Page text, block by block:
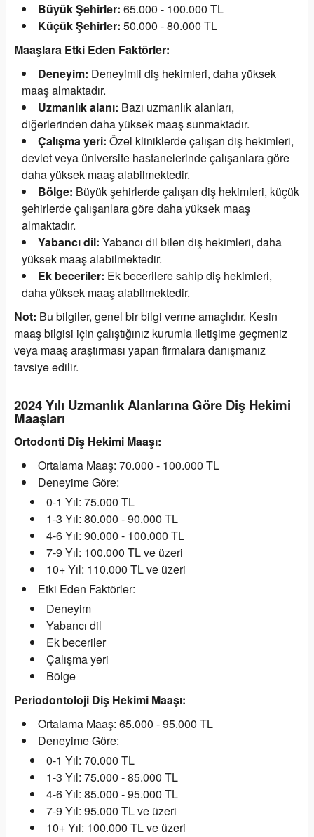
Büyük Şehirler: 65.000 - 100.000 TL
Küçük Şehirler: 50.000 - 80.000 TL
Maaşlara Etki Eden Faktörler:
Deneyim: Deneyimli diş hekimleri, daha yüksek
maaş almaktadır.
Uzmanlık alanı: Bazı uzmanlık alanları,
diğerlerinden daha yüksek maaş sunmaktadır.
Çalışma yeri: Özel kliniklerde çalışan diş hekimleri,
devlet veya üniversite hastanelerinde çalışanlara göre
daha yüksek maaş alabilmektedir.
Bölge: Büyük şehirlerde çalışan diş hekimleri, küçük
şehirlerde çalışanlara göre daha yüksek maaş
almaktadır.
Yabancı dil: Yabancı dil bilen diş hekimleri, daha
yüksek maaş alabilmektedir.
Ek beceriler: Ek becerilere sahip diş hekimleri,
daha yüksek maaş alabilmektedir.
Not: Bu bilgiler, genel bir bilgi verme amaçlıdır. Kesin
maaş bilgisi için çalıştığınız kurumla iletişime geçmeniz
veya maaş araştırması yapan firmalara danışmanız
tavsiye edilir.
2024 Yılı Uzmanlık Alanlarına Göre Diş Hekimi
Maaşları
Ortodonti Diş Hekimi Maaşı:
Ortalama Maaş: 70.000 - 100.000 TL
Deneyime Göre:
0-1 Yıl: 75.000 TL
1-3 Yıl: 80.000 - 90.000 TL
4-6 Yıl: 90.000 - 100.000 TL
7-9 Yıl: 100.000 TL ve üzeri
10+ Yıl: 110.000 TL ve üzeri
Etki Eden Faktörler:
Deneyim
Yabancı dil
Ek beceriler
Çalışma yeri
Bölge
Periodontoloji Diş Hekimi Maaşı:
Ortalama Maaş: 65.000 - 95.000 TL
Deneyime Göre:
0-1 Yıl: 70.000 TL
1-3 Yıl: 75.000 - 85.000 TL
4-6 Yıl: 85.000 - 95.000 TL
7-9 Yıl: 95.000 TL ve üzeri
10+ Yıl: 100.000 TL ve üzeri